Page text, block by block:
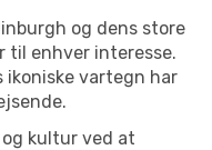
og dens store
til enhver interesse.
ikoniske vartegn har
kultur ved at